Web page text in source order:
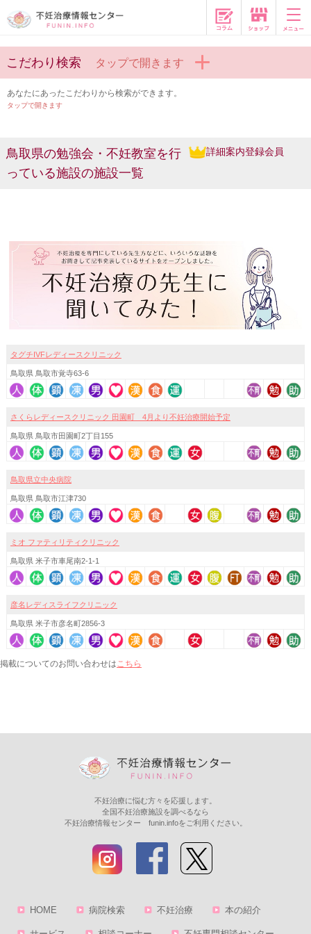
コラム
こだわり検索 タップで開きます
あなたにあったこだわりから検索ができます。
タップで開きます
鳥取県の勉強会・不妊教室を行
っている施設の施設一覧
詳細案内登録会員
タグチIVFレディースクリニック
鳥取県 鳥取市覚寺63-6
さくらレディースクリニック 田園町 4月より不妊治療開始予定
鳥取県 鳥取市田園町2丁目155
鳥取県立中央病院
鳥取県 鳥取市江津730
ミオ ファティリティクリニック
鳥取県 米子市車尾南2-1-1
彦名レディスライフクリニック
鳥取県 米子市彦名町2856-3
掲載についてのお問い合わせは こちら
不妊治療に悩む方々を応援します。
全国不妊治療施設を調べるなら
不妊治療情報センター funin.infoをご利用ください。
HOME 病院検索 不妊治療 本の紹介